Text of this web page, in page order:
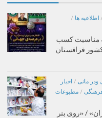
/ اطلاعیه ها /
به مناسبت کسب
قزاقستان
ودر مانی / اخبار
فرهنگی / مطبوعات
/ «روی بنر